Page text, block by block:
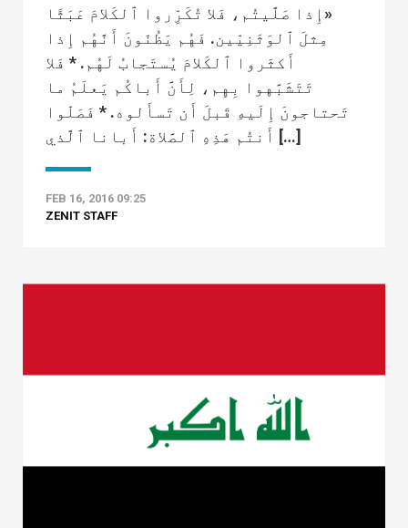
«إِذا صَلَّيتُم، فَلا تُكَرِّروا ٱلكَلامَ عَبَثًا
مِثلَ ٱلوَثَنِيّين. فَهُم يَظُنّونَ أَنَّهُم إِذا
أَكثَروا ٱلكَلامَ يُستَجابُ لَهُم. * فَلا
تَتَشَبَّهوا بِهِم، لِأَنَّ أَباكُم يَعلَمُ ما
تَحتاجونَ إِلَيهِ قَبلَ أَن تَسأَلوه. * فَصَلّوا
أَنتُم هَذِهِ ٱلصَّلاة: أَبانا ٱلَّذي […]
FEB 16, 2016 09:25
ZENIT STAFF